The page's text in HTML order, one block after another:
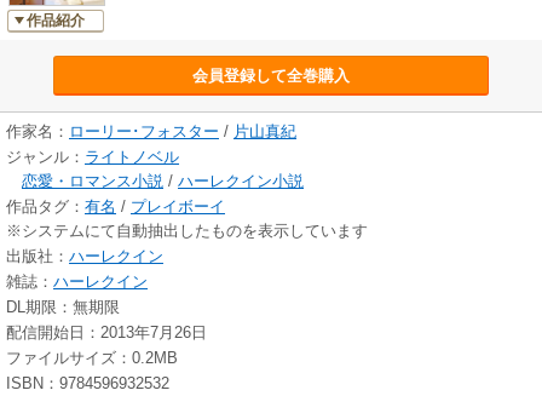
作品紹介
会員登録して全巻購入
作家名： ローリー･フォスター / 片山真紀
ジャンル： ライトノベル
恋愛・ロマンス小説 / ハーレクイン小説
作品タグ： 有名 / プレイボーイ
※システムにて自動抽出したものを表示しています
出版社： ハーレクイン
雑誌： ハーレクイン
DL期限：無期限
配信開始日：2013年7月26日
ファイルサイズ：0.2MB
ISBN：9784596932532